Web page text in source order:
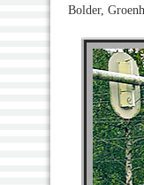
Bolder,